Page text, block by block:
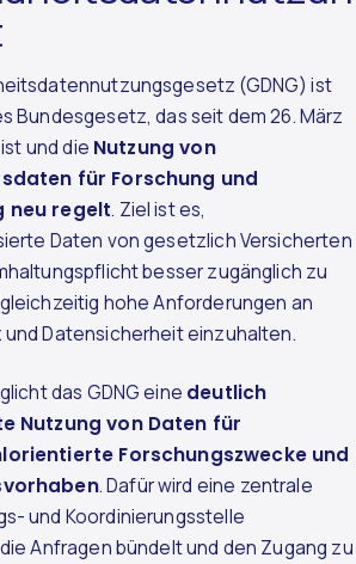
(GDNG) ist
Bundesgesetz, das seit dem 26. März
und die Nutzung von
für Forschung und
neu regelt. Ziel ist es,
Daten von gesetzlich Versicherten
besser zugänglich zu
hohe Anforderungen an
Datensicherheit einzuhalten.
das GDNG eine deutlich
Nutzung von Daten für
Forschungszwecke und
. Dafür wird eine zentrale
und Koordinierungsstelle
Anfragen bündelt und den Zugang zu